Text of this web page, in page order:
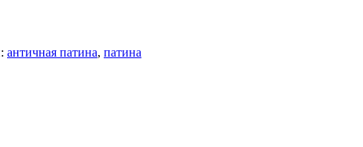
античная патина, патина